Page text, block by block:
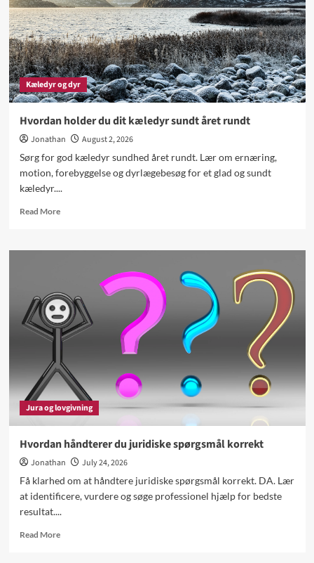
Kæledyr og dyr
Hvordan holder du dit kæledyr sundt året rundt
Jonathan
August 2, 2026
Sørg for god kæledyr sundhed året rundt. Lær om ernæring,
motion, forebyggelse og dyrlægebesøg for et glad og sundt
kæledyr....
Read MoreRead
Hvordan
kæledyr
sundt
året
rundt
Jura og lovgivning
Hvordan håndterer du juridiske spørgsmål korrekt
Jonathan
July 24, 2026
Få klarhed om at håndtere juridiske spørgsmål korrekt. DA. Lær
at identificere, vurdere og søge professionel hjælp for bedste
resultat....
Read MoreRead